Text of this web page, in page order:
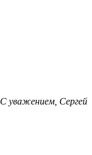
С уважением, Сергей